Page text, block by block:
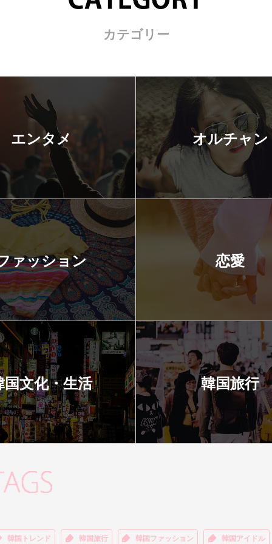
カテゴリー
エンタメ オルチャン
ァッション 恋愛
国文化・生活 韓国旅行
韓国トレンド 韓国旅行 韓国ファッション 韓国アイドル